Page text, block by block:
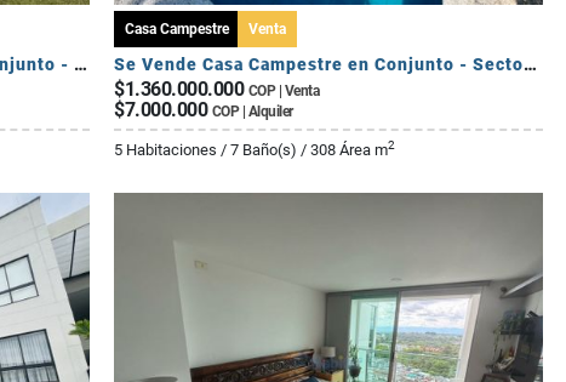
Se Vende Casa Campestre Fuera de Conjunto - Sector Av Centenario
Casa Campestre Venta
Se Vende Casa Campestre en Conjunto - Sector El Caimo
$1.360.000.000 COP | Venta
$7.000.000 COP | Alquiler
5 Habitaciones / 7 Baño(s) / 308 Área m2